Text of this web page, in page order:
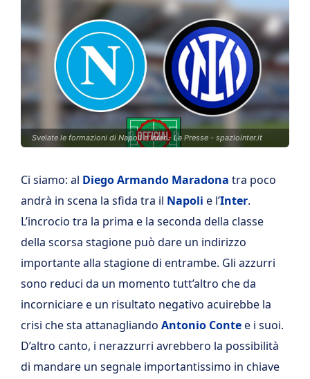
Svelate le formazioni di Napoli e Inter - La Presse - spaziointer.it
Ci siamo: al Diego Armando Maradona tra poco
andrà in scena la sfida tra il Napoli e l’Inter.
L’incrocio tra la prima e la seconda della classe
della scorsa stagione può dare un indirizzo
importante alla stagione di entrambe. Gli azzurri
sono reduci da un momento tutt’altro che da
incorniciare e un risultato negativo acuirebbe la
crisi che sta attanagliando Antonio Contee i suoi.
D’altro canto, i nerazzurri avrebbero la possibilità
di mandare un segnale importantissimo in chiave